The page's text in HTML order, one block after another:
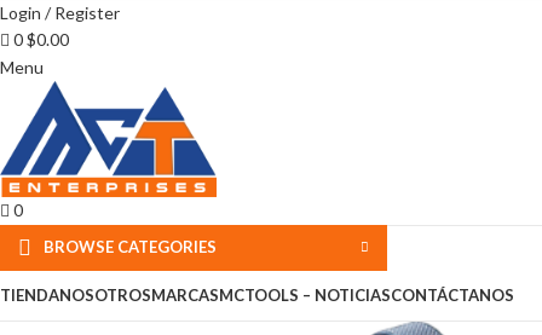
Login / Register
0$0.00
Menu
0
BROWSE CATEGORIES
TIENDANOSOTROSMARCASMCTOOLS – NOTICIASCONTÁCTANOS